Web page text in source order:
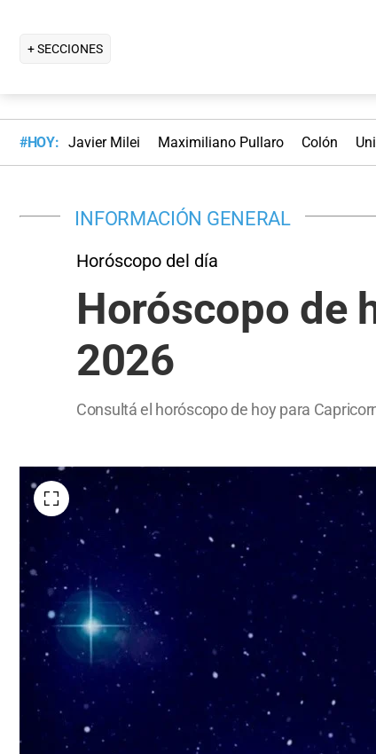
+ SECCIONES
#HOY: Javier Milei Maximiliano Pullaro Colón
INFORMACIÓN GENERAL
Horóscopo del día
Horóscopo de
2026
Consultá el horóscopo de hoy para